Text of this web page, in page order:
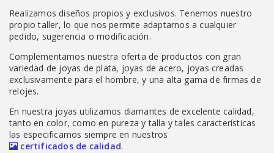
Realizamos diseños propios y exclusivos. Tenemos nuestro
propio taller, lo que nos permite adaptarnos a cualquier
pedido, sugerencia o modificación.
Complementamos nuestra oferta de productos con gran
variedad de joyas de plata, joyas de acero, joyas creadas
exclusivamente para el hombre, y una alta gama de firmas de
relojes.
En nuestra joyas utilizamos diamantes de excelente calidad,
tanto en color, como en pureza y talla y tales características
las especificamos siempre en nuestros
certificados de calidad.